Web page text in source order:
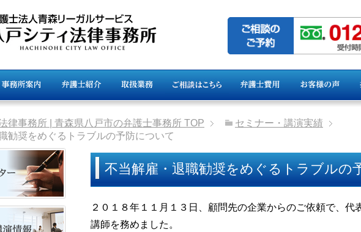
律事務所 | 青森県八戸市の弁護士事務所 TOP
セミナー・講演実績
勧奨をめぐるトラブルの予防について
不当解雇・退職勧奨をめぐるトラブルの
２０１８年１１月１３日、顧問先の企業からのご依頼で、代
講師を務めました。